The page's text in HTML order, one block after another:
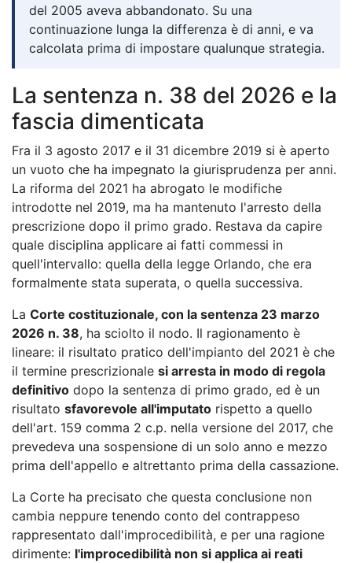
del 2005 aveva abbandonato. Su una
continuazione lunga la differenza è di anni, e va
calcolata prima di impostare qualunque strategia.
La sentenza n. 38 del 2026 e la
fascia dimenticata
Fra il 3 agosto 2017 e il 31 dicembre 2019 si è aperto
un vuoto che ha impegnato la giurisprudenza per anni.
La riforma del 2021 ha abrogato le modifiche
introdotte nel 2019, ma ha mantenuto l'arresto della
prescrizione dopo il primo grado. Restava da capire
quale disciplina applicare ai fatti commessi in
quell'intervallo: quella della legge Orlando, che era
formalmente stata superata, o quella successiva.
La Corte costituzionale, con la sentenza 23 marzo
2026 n. 38, ha sciolto il nodo. Il ragionamento è
lineare: il risultato pratico dell'impianto del 2021 è che
il termine prescrizionale si arresta in modo di regola
definitivo dopo la sentenza di primo grado, ed è un
risultato sfavorevole all'imputato rispetto a quello
dell'art. 159 comma 2 c.p. nella versione del 2017, che
prevedeva una sospensione di un solo anno e mezzo
prima dell'appello e altrettanto prima della cassazione.
La Corte ha precisato che questa conclusione non
cambia neppure tenendo conto del contrappeso
rappresentato dall'improcedibilità, e per una ragione
dirimente: l'improcedibilità non si applica ai reati